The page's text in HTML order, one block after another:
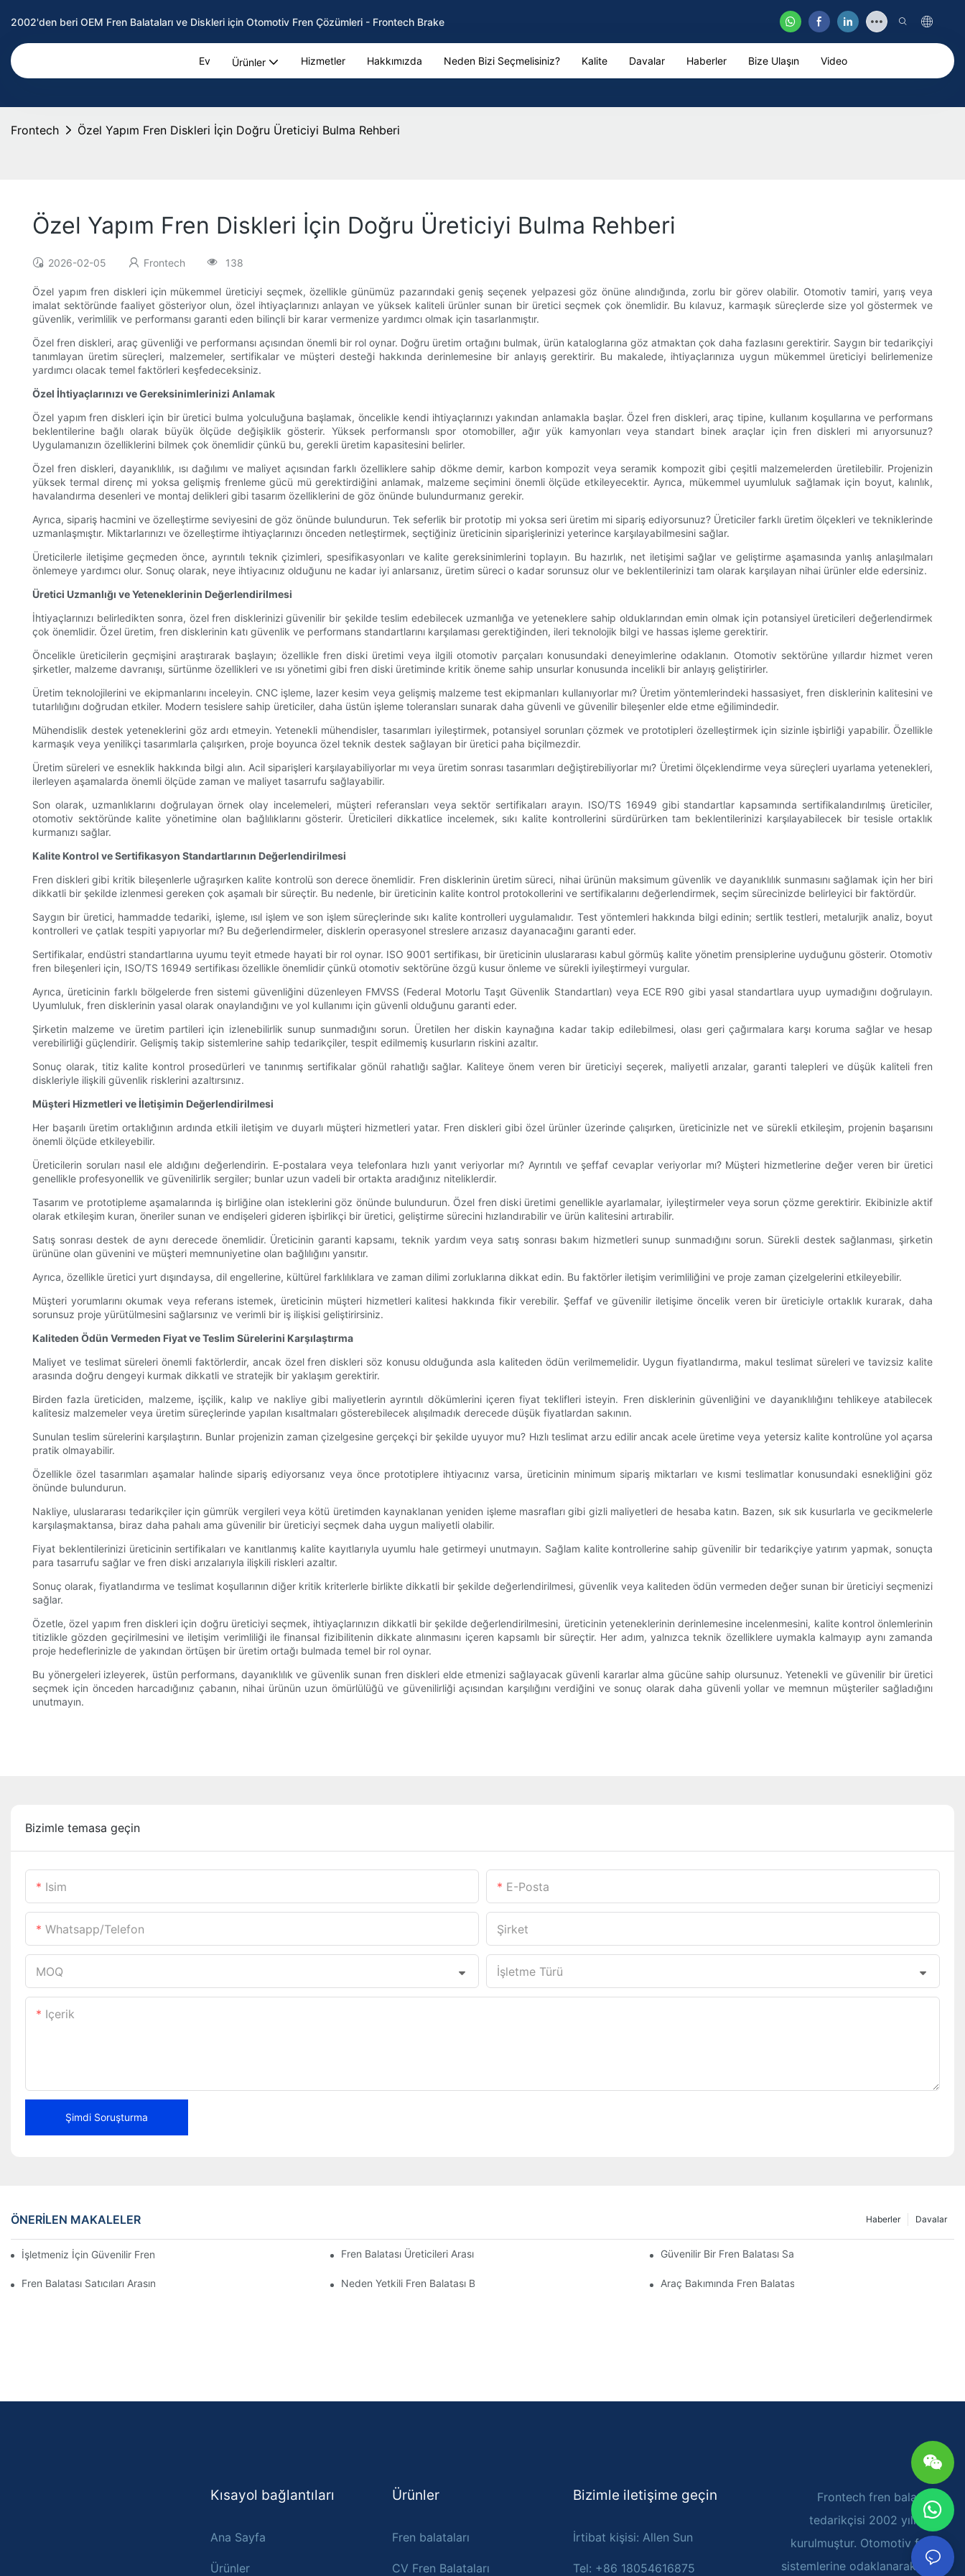
2002'den beri OEM Fren Balataları ve Diskleri için Otomotiv Fren Çözümleri - Frontech Brake
Ev Ürünler Hizmetler Hakkımızda Neden Bizi Seçmelisiniz? Kalite Davalar Haberler Bize Ulaşın Video
Frontech Özel Yapım Fren Diskleri İçin Doğru Üreticiyi Bulma Rehberi
Özel Yapım Fren Diskleri İçin Doğru Üreticiyi Bulma Rehberi
2026-02-05 Frontech 138
Özel yapım fren diskleri için mükemmel üreticiyi seçmek, özellikle günümüz pazarındaki geniş seçenek yelpazesi göz önüne alındığında, zorlu bir görev olabilir. Otomotiv tamiri, yarış veya
imalat sektöründe faaliyet gösteriyor olun, özel ihtiyaçlarınızı anlayan ve yüksek kaliteli ürünler sunan bir üretici seçmek çok önemlidir. Bu kılavuz, karmaşık süreçlerde size yol göstermek ve
güvenlik, verimlilik ve performansı garanti eden bilinçli bir karar vermenize yardımcı olmak için tasarlanmıştır.
Özel fren diskleri, araç güvenliği ve performansı açısından önemli bir rol oynar. Doğru üretim ortağını bulmak, ürün kataloglarına göz atmaktan çok daha fazlasını gerektirir. Saygın bir tedarikçiyi
tanımlayan üretim süreçleri, malzemeler, sertifikalar ve müşteri desteği hakkında derinlemesine bir anlayış gerektirir. Bu makalede, ihtiyaçlarınıza uygun mükemmel üreticiyi belirlemenize
yardımcı olacak temel faktörleri keşfedeceksiniz.
Özel İhtiyaçlarınızı ve Gereksinimlerinizi Anlamak
Özel yapım fren diskleri için bir üretici bulma yolculuğuna başlamak, öncelikle kendi ihtiyaçlarınızı yakından anlamakla başlar. Özel fren diskleri, araç tipine, kullanım koşullarına ve performans
beklentilerine bağlı olarak büyük ölçüde değişiklik gösterir. Yüksek performanslı spor otomobiller, ağır yük kamyonları veya standart binek araçlar için fren diskleri mi arıyorsunuz?
Uygulamanızın özelliklerini bilmek çok önemlidir çünkü bu, gerekli üretim kapasitesini belirler.
Özel fren diskleri, dayanıklılık, ısı dağılımı ve maliyet açısından farklı özelliklere sahip dökme demir, karbon kompozit veya seramik kompozit gibi çeşitli malzemelerden üretilebilir. Projenizin
yüksek termal direnç mi yoksa gelişmiş frenleme gücü mü gerektirdiğini anlamak, malzeme seçimini önemli ölçüde etkileyecektir. Ayrıca, mükemmel uyumluluk sağlamak için boyut, kalınlık,
havalandırma desenleri ve montaj delikleri gibi tasarım özelliklerini de göz önünde bulundurmanız gerekir.
Ayrıca, sipariş hacmini ve özelleştirme seviyesini de göz önünde bulundurun. Tek seferlik bir prototip mi yoksa seri üretim mi sipariş ediyorsunuz? Üreticiler farklı üretim ölçekleri ve tekniklerinde
uzmanlaşmıştır. Miktarlarınızı ve özelleştirme ihtiyaçlarınızı önceden netleştirmek, seçtiğiniz üreticinin siparişlerinizi yeterince karşılayabilmesini sağlar.
Üreticilerle iletişime geçmeden önce, ayrıntılı teknik çizimleri, spesifikasyonları ve kalite gereksinimlerini toplayın. Bu hazırlık, net iletişimi sağlar ve geliştirme aşamasında yanlış anlaşılmaları
önlemeye yardımcı olur. Sonuç olarak, neye ihtiyacınız olduğunu ne kadar iyi anlarsanız, üretim süreci o kadar sorunsuz olur ve beklentilerinizi tam olarak karşılayan nihai ürünler elde edersiniz.
Üretici Uzmanlığı ve Yeteneklerinin Değerlendirilmesi
İhtiyaçlarınızı belirledikten sonra, özel fren disklerinizi güvenilir bir şekilde teslim edebilecek uzmanlığa ve yeteneklere sahip olduklarından emin olmak için potansiyel üreticileri değerlendirmek
çok önemlidir. Özel üretim, fren disklerinin katı güvenlik ve performans standartlarını karşılaması gerektiğinden, ileri teknolojik bilgi ve hassas işleme gerektirir.
Öncelikle üreticilerin geçmişini araştırarak başlayın; özellikle fren diski üretimi veya ilgili otomotiv parçaları konusundaki deneyimlerine odaklanın. Otomotiv sektörüne yıllardır hizmet veren
şirketler, malzeme davranışı, sürtünme özellikleri ve ısı yönetimi gibi fren diski üretiminde kritik öneme sahip unsurlar konusunda incelikli bir anlayış geliştirirler.
Üretim teknolojilerini ve ekipmanlarını inceleyin. CNC işleme, lazer kesim veya gelişmiş malzeme test ekipmanları kullanıyorlar mı? Üretim yöntemlerindeki hassasiyet, fren disklerinin kalitesini ve
tutarlılığını doğrudan etkiler. Modern tesislere sahip üreticiler, daha üstün işleme toleransları sunarak daha güvenli ve güvenilir bileşenler elde etme eğilimindedir.
Mühendislik destek yeteneklerini göz ardı etmeyin. Yetenekli mühendisler, tasarımları iyileştirmek, potansiyel sorunları çözmek ve prototipleri özelleştirmek için sizinle işbirliği yapabilir. Özellikle
karmaşık veya yenilikçi tasarımlarla çalışırken, proje boyunca özel teknik destek sağlayan bir üretici paha biçilmezdir.
Üretim süreleri ve esneklik hakkında bilgi alın. Acil siparişleri karşılayabiliyorlar mı veya üretim sonrası tasarımları değiştirebiliyorlar mı? Üretimi ölçeklendirme veya süreçleri uyarlama yetenekleri,
ilerleyen aşamalarda önemli ölçüde zaman ve maliyet tasarrufu sağlayabilir.
Son olarak, uzmanlıklarını doğrulayan örnek olay incelemeleri, müşteri referansları veya sektör sertifikaları arayın. ISO/TS 16949 gibi standartlar kapsamında sertifikalandırılmış üreticiler,
otomotiv sektöründe kalite yönetimine olan bağlılıklarını gösterir. Üreticileri dikkatlice incelemek, sıkı kalite kontrollerini sürdürürken tam beklentilerinizi karşılayabilecek bir tesisle ortaklık
kurmanızı sağlar.
Kalite Kontrol ve Sertifikasyon Standartlarının Değerlendirilmesi
Fren diskleri gibi kritik bileşenlerle uğraşırken kalite kontrolü son derece önemlidir. Fren disklerinin üretim süreci, nihai ürünün maksimum güvenlik ve dayanıklılık sunmasını sağlamak için her biri
dikkatli bir şekilde izlenmesi gereken çok aşamalı bir süreçtir. Bu nedenle, bir üreticinin kalite kontrol protokollerini ve sertifikalarını değerlendirmek, seçim sürecinizde belirleyici bir faktördür.
Saygın bir üretici, hammadde tedariki, işleme, ısıl işlem ve son işlem süreçlerinde sıkı kalite kontrolleri uygulamalıdır. Test yöntemleri hakkında bilgi edinin; sertlik testleri, metalurjik analiz, boyut
kontrolleri ve çatlak tespiti yapıyorlar mı? Bu değerlendirmeler, disklerin operasyonel streslere arızasız dayanacağını garanti eder.
Sertifikalar, endüstri standartlarına uyumu teyit etmede hayati bir rol oynar. ISO 9001 sertifikası, bir üreticinin uluslararası kabul görmüş kalite yönetim prensiplerine uyduğunu gösterir. Otomotiv
fren bileşenleri için, ISO/TS 16949 sertifikası özellikle önemlidir çünkü otomotiv sektörüne özgü kusur önleme ve sürekli iyileştirmeyi vurgular.
Ayrıca, üreticinin farklı bölgelerde fren sistemi güvenliğini düzenleyen FMVSS (Federal Motorlu Taşıt Güvenlik Standartları) veya ECE R90 gibi yasal standartlara uyup uymadığını doğrulayın.
Uyumluluk, fren disklerinin yasal olarak onaylandığını ve yol kullanımı için güvenli olduğunu garanti eder.
Şirketin malzeme ve üretim partileri için izlenebilirlik sunup sunmadığını sorun. Üretilen her diskin kaynağına kadar takip edilebilmesi, olası geri çağırmalara karşı koruma sağlar ve hesap
verebilirliği güçlendirir. Gelişmiş takip sistemlerine sahip tedarikçiler, tespit edilmemiş kusurların riskini azaltır.
Sonuç olarak, titiz kalite kontrol prosedürleri ve tanınmış sertifikalar gönül rahatlığı sağlar. Kaliteye önem veren bir üreticiyi seçerek, maliyetli arızalar, garanti talepleri ve düşük kaliteli fren
diskleriyle ilişkili güvenlik risklerini azaltırsınız.
Müşteri Hizmetleri ve İletişimin Değerlendirilmesi
Her başarılı üretim ortaklığının ardında etkili iletişim ve duyarlı müşteri hizmetleri yatar. Fren diskleri gibi özel ürünler üzerinde çalışırken, üreticinizle net ve sürekli etkileşim, projenin başarısını
önemli ölçüde etkileyebilir.
Üreticilerin soruları nasıl ele aldığını değerlendirin. E-postalara veya telefonlara hızlı yanıt veriyorlar mı? Ayrıntılı ve şeffaf cevaplar veriyorlar mı? Müşteri hizmetlerine değer veren bir üretici
genellikle profesyonellik ve güvenilirlik sergiler; bunlar uzun vadeli bir ortakta aradığınız niteliklerdir.
Tasarım ve prototipleme aşamalarında iş birliğine olan isteklerini göz önünde bulundurun. Özel fren diski üretimi genellikle ayarlamalar, iyileştirmeler veya sorun çözme gerektirir. Ekibinizle aktif
olarak etkileşim kuran, öneriler sunan ve endişeleri gideren işbirlikçi bir üretici, geliştirme sürecini hızlandırabilir ve ürün kalitesini artırabilir.
Satış sonrası destek de aynı derecede önemlidir. Üreticinin garanti kapsamı, teknik yardım veya satış sonrası bakım hizmetleri sunup sunmadığını sorun. Sürekli destek sağlanması, şirketin
ürününe olan güvenini ve müşteri memnuniyetine olan bağlılığını yansıtır.
Ayrıca, özellikle üretici yurt dışındaysa, dil engellerine, kültürel farklılıklara ve zaman dilimi zorluklarına dikkat edin. Bu faktörler iletişim verimliliğini ve proje zaman çizelgelerini etkileyebilir.
Müşteri yorumlarını okumak veya referans istemek, üreticinin müşteri hizmetleri kalitesi hakkında fikir verebilir. Şeffaf ve güvenilir iletişime öncelik veren bir üreticiyle ortaklık kurarak, daha
sorunsuz proje yürütülmesini sağlarsınız ve verimli bir iş ilişkisi geliştirirsiniz.
Kaliteden Ödün Vermeden Fiyat ve Teslim Sürelerini Karşılaştırma
Maliyet ve teslimat süreleri önemli faktörlerdir, ancak özel fren diskleri söz konusu olduğunda asla kaliteden ödün verilmemelidir. Uygun fiyatlandırma, makul teslimat süreleri ve tavizsiz kalite
arasında doğru dengeyi kurmak dikkatli ve stratejik bir yaklaşım gerektirir.
Birden fazla üreticiden, malzeme, işçilik, kalıp ve nakliye gibi maliyetlerin ayrıntılı dökümlerini içeren fiyat teklifleri isteyin. Fren disklerinin güvenliğini ve dayanıklılığını tehlikeye atabilecek
kalitesiz malzemeler veya üretim süreçlerinde yapılan kısaltmaları gösterebilecek alışılmadık derecede düşük fiyatlardan sakının.
Sunulan teslim sürelerini karşılaştırın. Bunlar projenizin zaman çizelgesine gerçekçi bir şekilde uyuyor mu? Hızlı teslimat arzu edilir ancak acele üretime veya yetersiz kalite kontrolüne yol açarsa
pratik olmayabilir.
Özellikle özel tasarımları aşamalar halinde sipariş ediyorsanız veya önce prototiplere ihtiyacınız varsa, üreticinin minimum sipariş miktarları ve kısmi teslimatlar konusundaki esnekliğini göz
önünde bulundurun.
Nakliye, uluslararası tedarikçiler için gümrük vergileri veya kötü üretimden kaynaklanan yeniden işleme masrafları gibi gizli maliyetleri de hesaba katın. Bazen, sık sık kusurlarla ve gecikmelerle
karşılaşmaktansa, biraz daha pahalı ama güvenilir bir üreticiyi seçmek daha uygun maliyetli olabilir.
Fiyat beklentilerinizi üreticinin sertifikaları ve kanıtlanmış kalite kayıtlarıyla uyumlu hale getirmeyi unutmayın. Sağlam kalite kontrollerine sahip güvenilir bir tedarikçiye yatırım yapmak, sonuçta
para tasarrufu sağlar ve fren diski arızalarıyla ilişkili riskleri azaltır.
Sonuç olarak, fiyatlandırma ve teslimat koşullarının diğer kritik kriterlerle birlikte dikkatli bir şekilde değerlendirilmesi, güvenlik veya kaliteden ödün vermeden değer sunan bir üreticiyi seçmenizi
sağlar.
Özetle, özel yapım fren diskleri için doğru üreticiyi seçmek, ihtiyaçlarınızın dikkatli bir şekilde değerlendirilmesini, üreticinin yeteneklerinin derinlemesine incelenmesini, kalite kontrol önlemlerinin
titizlikle gözden geçirilmesini ve iletişim verimliliği ile finansal fizibilitenin dikkate alınmasını içeren kapsamlı bir süreçtir. Her adım, yalnızca teknik özelliklere uymakla kalmayıp aynı zamanda
proje hedeflerinizle de yakından örtüşen bir üretim ortağı bulmada temel bir rol oynar.
Bu yönergeleri izleyerek, üstün performans, dayanıklılık ve güvenlik sunan fren diskleri elde etmenizi sağlayacak güvenli kararlar alma gücüne sahip olursunuz. Yetenekli ve güvenilir bir üretici
seçmek için önceden harcadığınız çabanın, nihai ürünün uzun ömürlülüğü ve güvenilirliği açısından karşılığını verdiğini ve sonuç olarak daha güvenli yollar ve memnun müşteriler sağladığını
unutmayın.
Bizimle temasa geçin
Isim E-Posta
Whatsapp/telefon Şirket
MOQ İşletme Türü
Içerik
Şimdi Soruşturma
ÖNERILEN MAKALELER Davalar
Haberler
İşletmeniz İçin Güvenilir Fren Balatası Distribütörleri Bulmak Fren Balatası Üreticileri Arasındaki Kalite Standartlarını Anlamak Güvenilir Bir Fren Balatası Satıcısının En Önemli Özellikleri
Fren Balatası Satıcıları Arasında Fiyat Karşılaştırması Nasıl Yapılır? Neden Yetkili Fren Balatası Bayisini Seçmelisiniz? Araç Bakımında Fren Balatası Bayilerinin Rolü
Kısayol bağlantıları
Ana Sayfa
Ürünler
Ürünler
Fren balataları
CV Fren Balataları
Bizimle iletişime geçin
İrtibat kişisi: Allen Sun
Tel: +86 18054616875
Frontech fren balatası
tedarikçisi 2002 yılında
kurulmuştur. Otomotiv fren
sistemlerine odaklanarak Ar-